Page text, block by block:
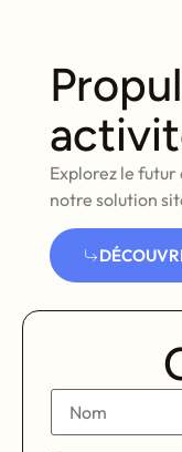
Explorez le futur
notre solution